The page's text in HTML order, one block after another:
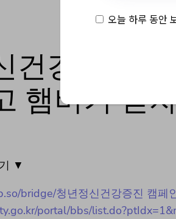
건강증진 캠
햄버거 받
▼
bridge/청년정신건강증진 캠페
portal/bbs/
오늘 하루 동안